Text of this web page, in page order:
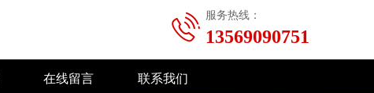
服务热线：
13569090751
在线留言 联系我们